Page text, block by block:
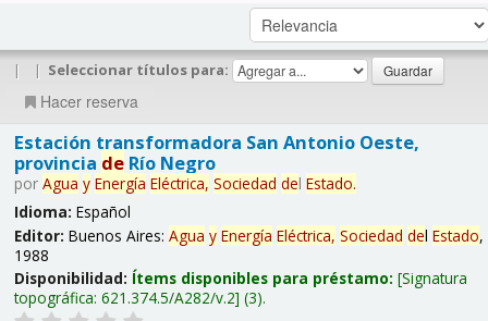
| | Seleccionar títulos para:
Hacer reserva
Estación transformadora San Antonio Oeste,
provincia deRío Negro
por Agua y Energía Eléctrica, Sociedad del Estado.
Idioma: Español
Editor: Buenos Aires: Agua y Energía Eléctrica, Sociedad del Estado,
1988
Disponibilidad: Ítems disponibles para préstamo: Signatura
topográfica: 621.374.5/A282/v.2 (3).